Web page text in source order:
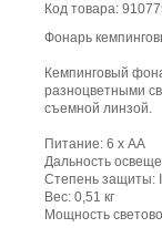
Код товара:
Фонарь
Кемпинговый
разноцветными
съемной линзой.
Питание: 6 х AA
Дальность
Степень защиты:
Вес: 0,51 кг
Мощность